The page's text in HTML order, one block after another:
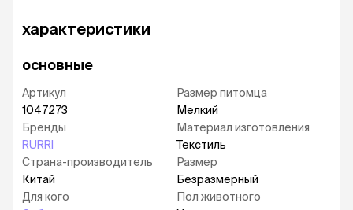
характеристики
основные
Артикул
1047273
Бренды
RURRI
Страна-производитель
Китай
Для кого
Размер питомца
Мелкий
Материал изготовления
Текстиль
Размер
Безразмерный
Пол животного